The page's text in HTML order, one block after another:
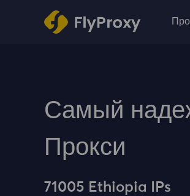
Самый
Прокси
71005 Ethiopia IPs